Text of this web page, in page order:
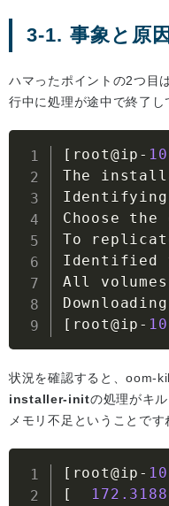
3-1. 事象と原因
ハマったポイントの2つ目
行中に処理が途中で終了し
[ root@ip - 10
The
Identifying
Choose
To
Identified
All volumes
[ root@ip - 10
状況を確認すると、oom-
installer-initの処理がキ
メモリ不足ということです
[ root@ip - 10
[